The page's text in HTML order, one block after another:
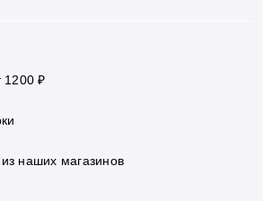
1200 ₽
наших магазинов